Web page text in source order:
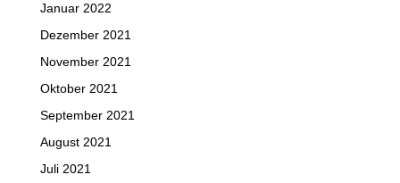
Januar 2022
Dezember 2021
November 2021
Oktober 2021
September 2021
August 2021
Juli 2021